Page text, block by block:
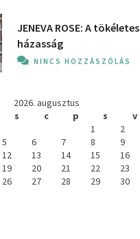
JENEVA ROSE: A ​tökéletes
házasság
NINCS HOZZÁSZÓLÁS
2026. augusztus
s c p s
v
1
2
5 6 7 8
9
12 13 14 15
16
19 20 21 22
23
26 27 28 29
30